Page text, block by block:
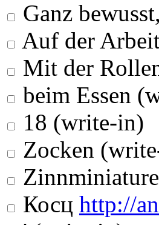
Ganz
Auf der
Mit der
beim Essen
18 (write-in)
Zocken
Косц http://